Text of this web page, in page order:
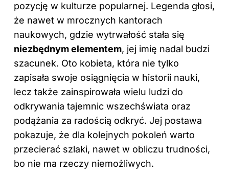
pozycję w kulturze popularnej. Legenda głosi,
że nawet w mrocznych kantorach
naukowych, gdzie wytrwałość stała się
niezbędnym elementem, jej imię nadal budzi
szacunek. Oto kobieta, która nie tylko
zapisała swoje osiągnięcia w historii nauki,
lecz także zainspirowała wielu ludzi do
odkrywania tajemnic wszechświata oraz
podążania za radością odkryć. Jej postawa
pokazuje, że dla kolejnych pokoleń warto
przecierać szlaki, nawet w obliczu trudności,
bo nie ma rzeczy niemożliwych.